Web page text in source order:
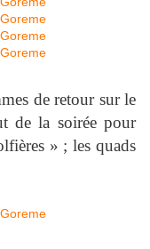
de retour sur le
de la soirée pour
» ; les quads